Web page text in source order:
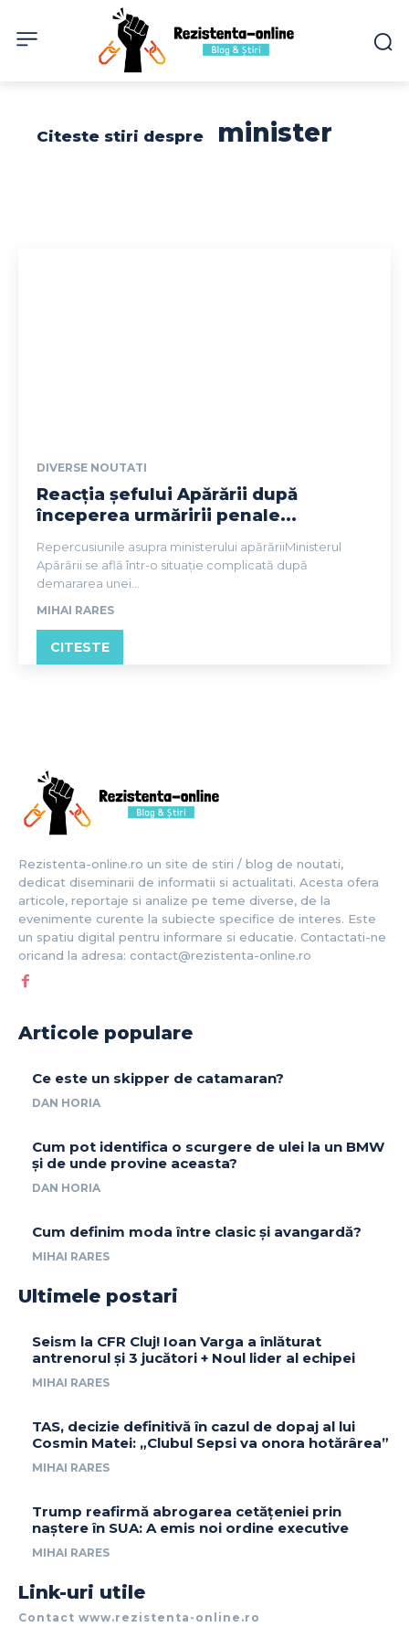
Citeste stiri despre minister
DIVERSE NOUTATI
Reacția șefului Apărării după
începerea urmăririi penale...
Repercusiunile asupra ministerului apărăriiMinisterul
Apărării se află într-o situație complicată după
demararea unei...
MIHAI RARES
CITESTE
Rezistenta-online.ro un site de stiri / blog de noutati,
dedicat diseminarii de informatii si actualitati. Acesta ofera
articole, reportaje si analize pe teme diverse, de la
evenimente curente la subiecte specifice de interes. Este
un spatiu digital pentru informare si educatie. Contactati-ne
oricand la adresa: contact@rezistenta-online.ro
Articole populare
Ce este un skipper de catamaran?
DAN HORIA
Cum pot identifica o scurgere de ulei la un BMW
și de unde provine aceasta?
DAN HORIA
Cum definim moda între clasic și avangardă?
MIHAI RARES
Ultimele postari
Seism la CFR Cluj! Ioan Varga a înlăturat
antrenorul și 3 jucători + Noul lider al echipei
MIHAI RARES
TAS, decizie definitivă în cazul de dopaj al lui
Cosmin Matei: „Clubul Sepsi va onora hotărârea”
MIHAI RARES
Trump reafirmă abrogarea cetățeniei prin
naștere în SUA: A emis noi ordine executive
MIHAI RARES
Link-uri utile
Contact www.rezistenta-online.ro